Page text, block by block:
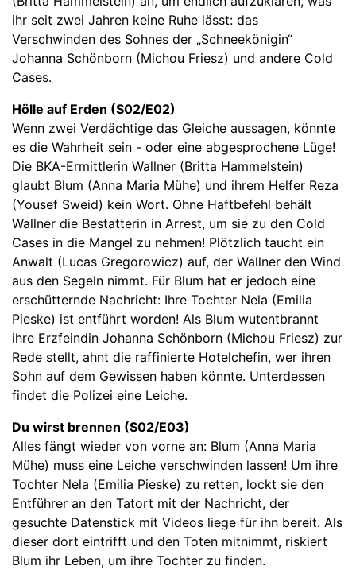
ihr seit zwei Jahren keine Ruhe lässt: das
Verschwinden des Sohnes der „Schneekönigin“
Johanna Schönborn (Michou Friesz) und andere Cold
Cases.
Hölle auf Erden (S02/E02)
Wenn zwei Verdächtige das Gleiche aussagen, könnte
es die Wahrheit sein - oder eine abgesprochene Lüge!
Die BKA-Ermittlerin Wallner (Britta Hammelstein)
glaubt Blum (Anna Maria Mühe) und ihrem Helfer Reza
(Yousef Sweid) kein Wort. Ohne Haftbefehl behält
Wallner die Bestatterin in Arrest, um sie zu den Cold
Cases in die Mangel zu nehmen! Plötzlich taucht ein
Anwalt (Lucas Gregorowicz) auf, der Wallner den Wind
aus den Segeln nimmt. Für Blum hat er jedoch eine
erschütternde Nachricht: Ihre Tochter Nela (Emilia
Pieske) ist entführt worden! Als Blum wutentbrannt
ihre Erzfeindin Johanna Schönborn (Michou Friesz) zur
Rede stellt, ahnt die raffinierte Hotelchefin, wer ihren
Sohn auf dem Gewissen haben könnte. Unterdessen
findet die Polizei eine Leiche.
Du wirst brennen (S02/E03)
Alles fängt wieder von vorne an: Blum (Anna Maria
Mühe) muss eine Leiche verschwinden lassen! Um ihre
Tochter Nela (Emilia Pieske) zu retten, lockt sie den
Entführer an den Tatort mit der Nachricht, der
gesuchte Datenstick mit Videos liege für ihn bereit. Als
dieser dort eintrifft und den Toten mitnimmt, riskiert
Blum ihr Leben, um ihre Tochter zu finden.